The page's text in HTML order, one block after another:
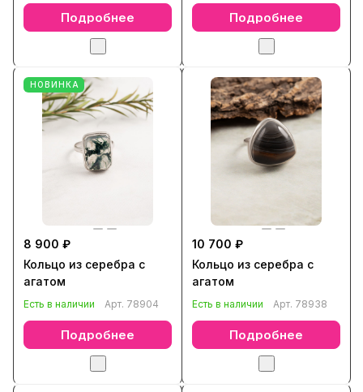
Подробнее Подробнее
НОВИНКА
8 900 ₽
Кольцо из серебра с
агатом
Есть в наличии Арт. 78904
Подробнее
10 700 ₽
Кольцо из серебра с
агатом
Есть в наличии Арт. 78938
Подробнее